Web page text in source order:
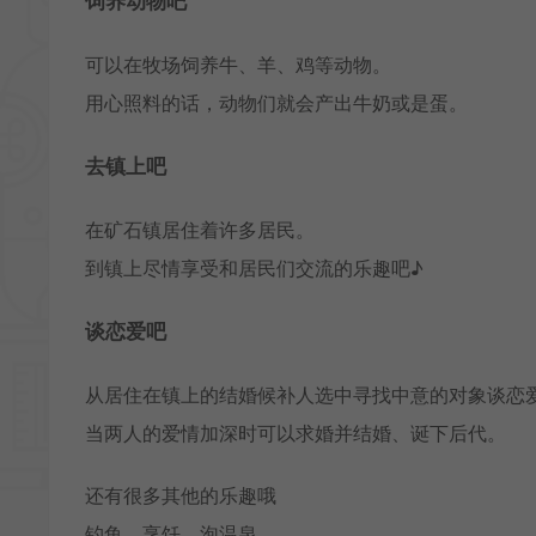
可以在牧场饲养牛、羊、鸡等动物。
用心照料的话，动物们就会产出牛奶或是蛋。
去镇上吧
在矿石镇居住着许多居民。
到镇上尽情享受和居民们交流的乐趣吧♪
谈恋爱吧
从居住在镇上的结婚候补人选中寻找中意的对象谈恋
当两人的爱情加深时可以求婚并结婚、诞下后代。
还有很多其他的乐趣哦